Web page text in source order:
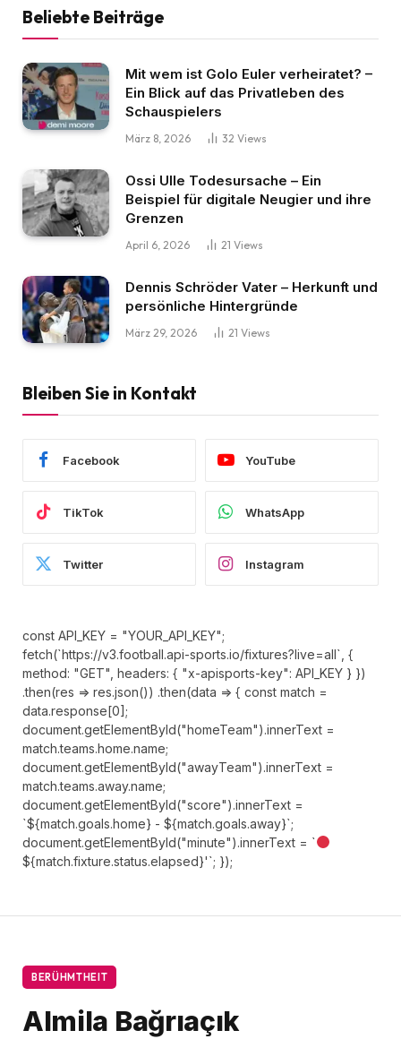
Beliebte Beiträge
Mit wem ist Golo Euler verheiratet? –
Ein Blick auf das Privatleben des
Schauspielers
März 8, 2026 32 Views
Ossi Ulle Todesursache – Ein
Beispiel für digitale Neugier und ihre
Grenzen
April 6, 2026 21 Views
Dennis Schröder Vater – Herkunft und
persönliche Hintergründe
März 29, 2026 21 Views
Bleiben Sie in Kontakt
Facebook YouTube
TikTok WhatsApp
Twitter Instagram
const API_KEY = "YOUR_API_KEY";
fetch(`https://v3.football.api-sports.io/fixtures?live=all`, {
method: "GET", headers: { "x-apisports-key": API_KEY } })
.then(res => res.json()) .then(data => { const match =
data.response[0];
document.getElementById("homeTeam").innerText =
match.teams.home.name;
document.getElementById("awayTeam").innerText =
match.teams.away.name;
document.getElementById("score").innerText =
`${match.goals.home} - ${match.goals.away}`;
document.getElementById("minute").innerText = `
${match.fixture.status.elapsed}'`; });
BERÜHMTHEIT
Almila Bağrıaçık